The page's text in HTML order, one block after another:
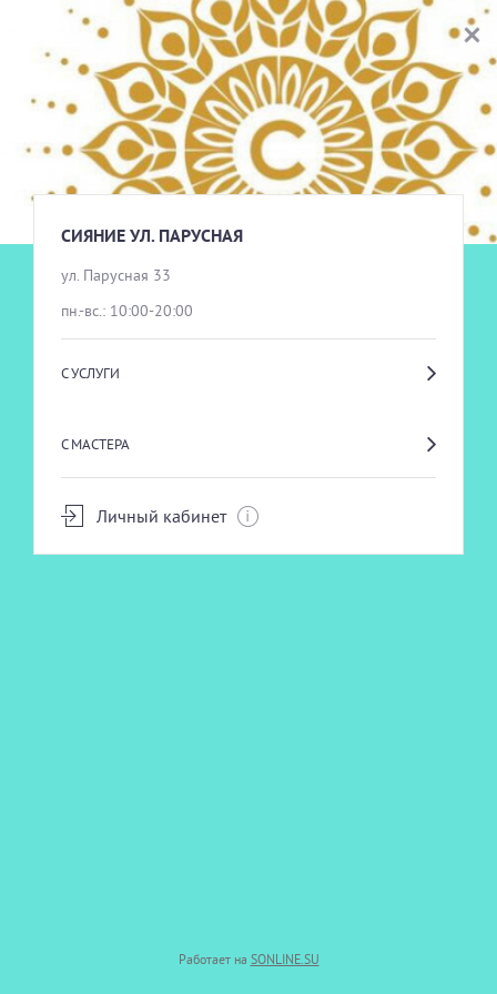
СИЯНИЕ УЛ. ПАРУСНАЯ
ул. Парусная 33
пн.-вс.: 10:00-20:00
С УСЛУГИ
С МАСТЕРА
Личный кабинет
Работает на SONLINE.SU
СИЯНИЕ УЛ. ПАРУСНАЯ
ВЫБОР УСЛУГИ
ПАРИКМАХЕРСКИЕ УСЛУГИ
НОГТЕВОЙ СЕРВИС